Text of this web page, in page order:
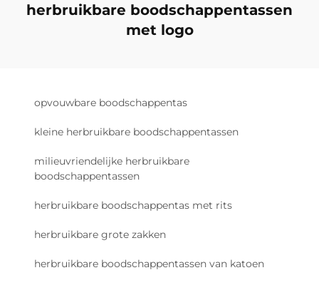
herbruikbare boodschappentassen
met logo
opvouwbare boodschappentas
kleine herbruikbare boodschappentassen
milieuvriendelijke herbruikbare
boodschappentassen
herbruikbare boodschappentas met rits
herbruikbare grote zakken
herbruikbare boodschappentassen van katoen